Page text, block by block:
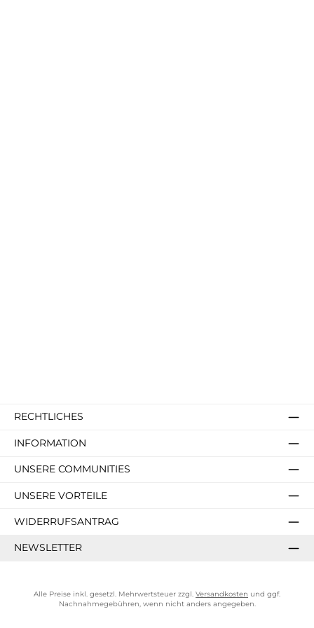
RECHTLICHES
INFORMATION
UNSERE COMMUNITIES
UNSERE VORTEILE
WIDERRUFSANTRAG
NEWSLETTER
Alle Preise inkl. gesetzl. Mehrwertsteuer zzgl. Versandkosten und ggf.
Nachnahmegebühren, wenn nicht anders angegeben.